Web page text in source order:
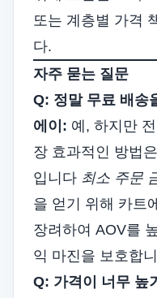
또는 계층별 가격
다.
자주 묻는 질문
Q: 정말 무료 배송
에이: 예, 하지만
장 효과적인 방법
입니다 최소 주문
을 얻기 위해 카트
장려하여 AOV를
익 마진을 보호합
Q: 가격이 너무 높